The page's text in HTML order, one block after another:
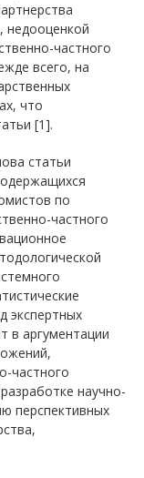
недооценкой
частного
всего, на
что
[1].
статьи
по
частного
экспертных
в аргументации
частного
научно-
перспективных